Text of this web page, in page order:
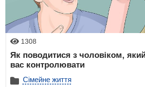
1308
Як поводитися з чоловіком,
вас контролювати
Сімейне життя